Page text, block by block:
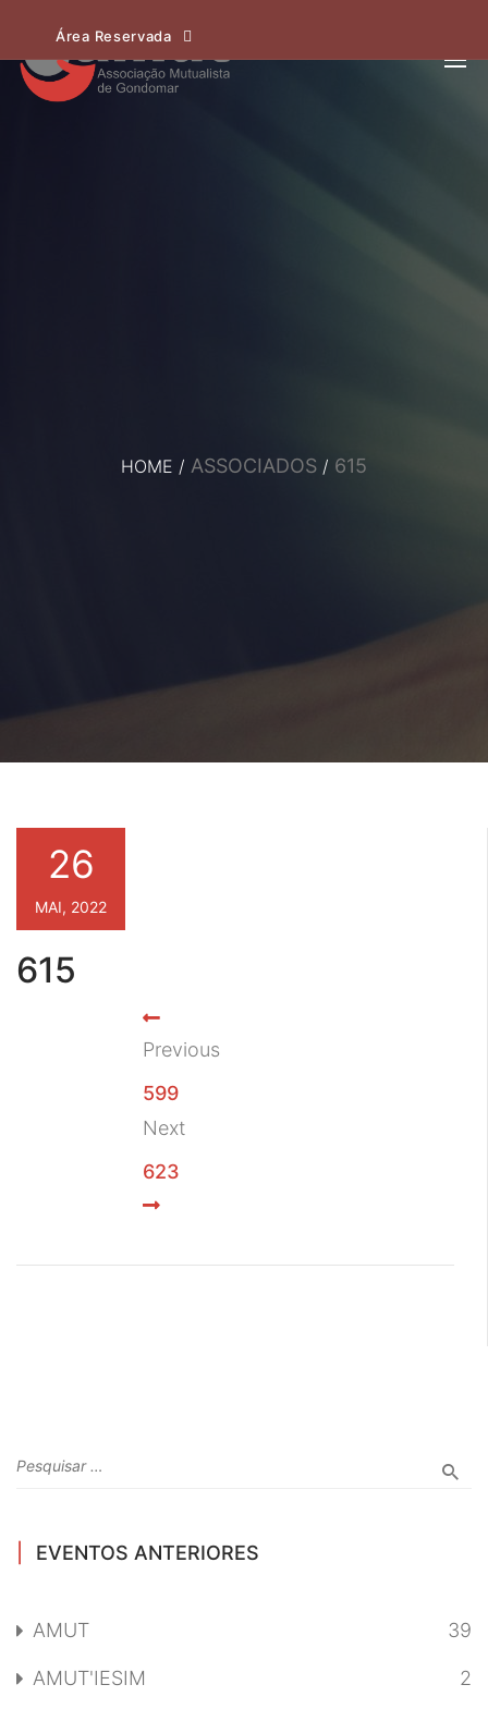
Área Reservada
HOME / ASSOCIADOS / 615
615
26
MAI, 2022
Previous
599
Next
623
EVENTOS ANTERIORES
AMUT 39
AMUT'IESIM 2